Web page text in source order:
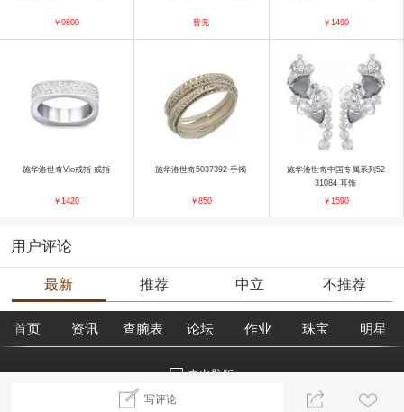
￥9800 暂无 ￥1490
施华洛世奇Vio戒指 戒指
￥1420
施华洛世奇5037392 手镯
￥850
施华洛世奇中国专属系列52
31084 耳饰
￥1590
用户评论
最新 推荐 中立 不推荐
写评论
首页 资讯 查腕表 论坛 作业 珠宝 明星
去电脑版
©2018腕表之家 m.xbiao.com